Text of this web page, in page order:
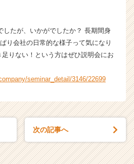
したが、いかがでしたか？ 長期間身
り会社の日常的な様子って気になり
りない！という方はぜひ説明会にお
seminar_detail/3146/22699
次の記事へ